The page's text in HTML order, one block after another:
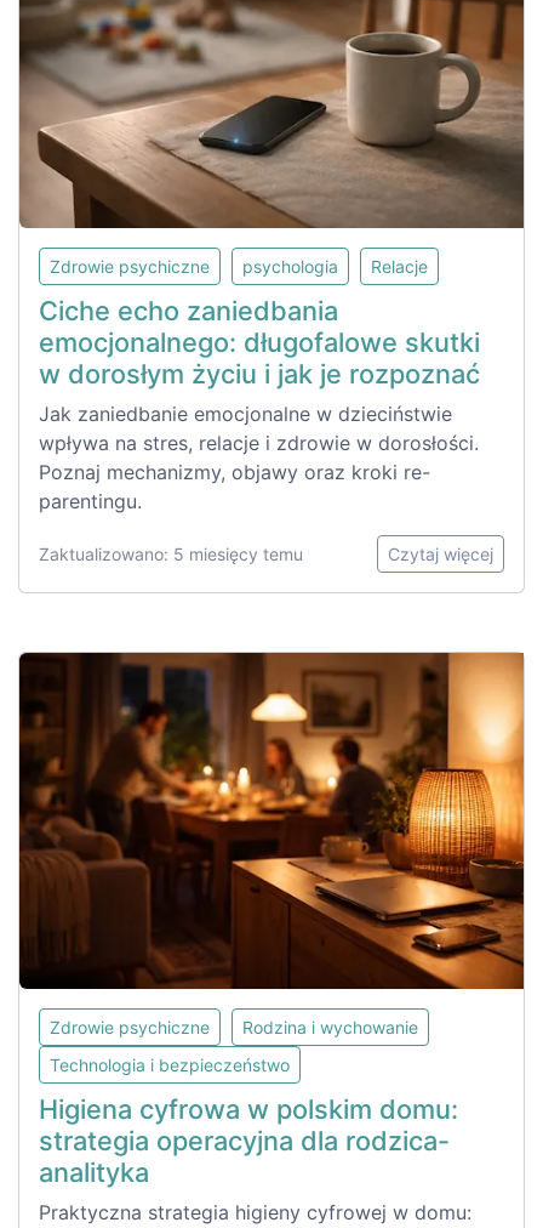
Zdrowie psychiczne psychologia Relacje
Ciche echo zaniedbania
emocjonalnego: długofalowe skutki
w dorosłym życiu i jak je rozpoznać
Jak zaniedbanie emocjonalne w dzieciństwie
wpływa na stres, relacje i zdrowie w dorosłości.
Poznaj mechanizmy, objawy oraz kroki re-
parentingu.
Zaktualizowano: 5 miesięcy temu Czytaj więcej
Zdrowie psychiczne
Rodzina i wychowanie
Technologia i bezpieczeństwo
Higiena cyfrowa w polskim domu:
strategia operacyjna dla rodzica-
analityka
Praktyczna strategia higieny cyfrowej w domu: